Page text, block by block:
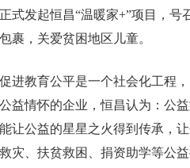
式发起恒昌“温暖家+”项目，号
裹，关爱贫困地区儿童。
进教育公平是一个社会化工程
益情怀的企业，恒昌认为：公
让公益的星星之火得到传承，
灾、扶贫救困、捐资助学等公